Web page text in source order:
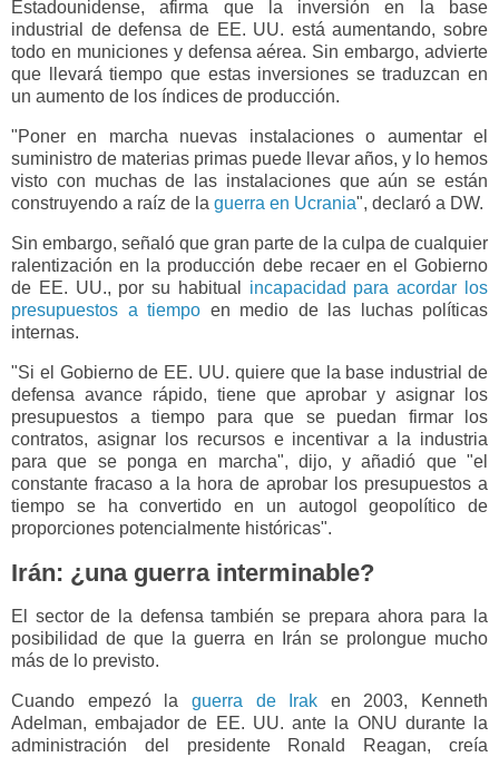
Estadounidense, afirma que la inversión en la base
industrial de defensa de EE. UU. está aumentando, sobre
todo en municiones y defensa aérea. Sin embargo, advierte
que llevará tiempo que estas inversiones se traduzcan en
un aumento de los índices de producción.
"Poner en marcha nuevas instalaciones o aumentar el
suministro de materias primas puede llevar años, y lo hemos
visto con muchas de las instalaciones que aún se están
construyendo a raíz de la guerra en Ucrania", declaró a DW.
Sin embargo, señaló que gran parte de la culpa de cualquier
ralentización en la producción debe recaer en el Gobierno
de EE. UU., por su habitual incapacidad para acordar los
presupuestos a tiempo en medio de las luchas políticas
internas.
"Si el Gobierno de EE. UU. quiere que la base industrial de
defensa avance rápido, tiene que aprobar y asignar los
presupuestos a tiempo para que se puedan firmar los
contratos, asignar los recursos e incentivar a la industria
para que se ponga en marcha", dijo, y añadió que "el
constante fracaso a la hora de aprobar los presupuestos a
tiempo se ha convertido en un autogol geopolítico de
proporciones potencialmente históricas".
Irán: ¿una guerra interminable?
El sector de la defensa también se prepara ahora para la
posibilidad de que la guerra en Irán se prolongue mucho
más de lo previsto.
Cuando empezó la guerra de Irak en 2003, Kenneth
Adelman, embajador de EE. UU. ante la ONU durante la
administración del presidente Ronald Reagan, creía